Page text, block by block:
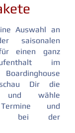
Auswahl an
saisonalen
einen ganz
im
Dir die
und wähle
und
bei der